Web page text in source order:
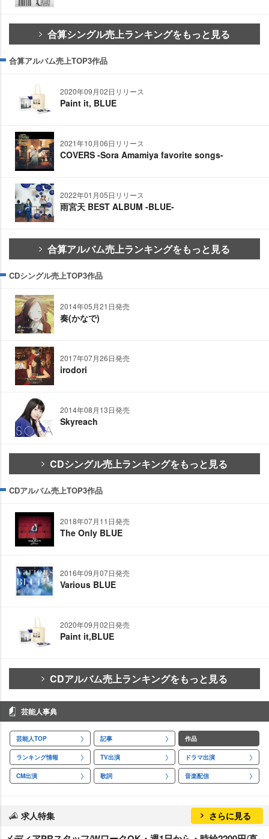
合算シングル売上ランキングをもっと見る
合算アルバム売上TOP3作品
2020年09月02日リリース
Paint it, BLUE
2021年10月06日リリース
COVERS -Sora Amamiya favorite songs-
2022年01月05日リリース
雨宮天 BEST ALBUM -BLUE-
合算アルバム売上ランキングをもっと見る
CDシングル売上TOP3作品
2014年05月21日発売
奏(かなで)
2017年07月26日発売
irodori
2014年08月13日発売
Skyreach
CDシングル売上ランキングをもっと見る
CDアルバム売上TOP3作品
2018年07月11日発売
The Only BLUE
2016年09月07日発売
Various BLUE
2020年09月02日発売
Paint it,BLUE
CDアルバム売上ランキングをもっと見る
芸能人事典
芸能人TOP 記事 作品
ランキング情報 TV出演 ドラマ出演
CM出演 歌詞 音楽配信
求人特集 さらに見る